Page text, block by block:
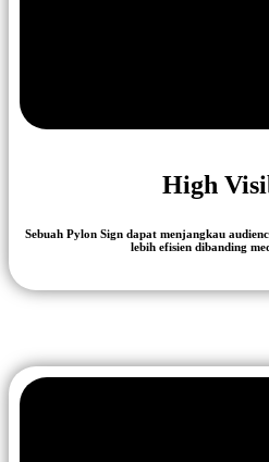
High
Sebuah Pylon Sign dapat menjangkau
lebih efisien dibanding